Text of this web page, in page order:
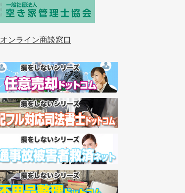
オンライン商談窓口